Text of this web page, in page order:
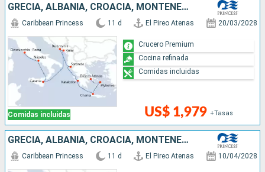
GRECIA, ALBANIA, CROACIA, MONTENEGRO, ITALIA
Comidas incluidas
Caribbean Princess 11 d El Pireo Atenas 20/03/2028
US$ 1,979 +Tasas
Crucero Premium
Cocina refinada
Comidas incluidas
GRECIA, ALBANIA, CROACIA, MONTENEGRO, ITALIA
Caribbean Princess 11 d El Pireo Atenas 10/04/2028